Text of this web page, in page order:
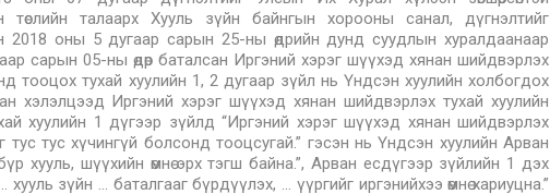
төслийн талаарх Хууль зүйн байнгын хорооны санал, дүгнэлтийг
2018 оны 5 дугаар сарын 25-ны өдрийн дунд суудлын хуралдаанаар
сарын 05-ны өдөр баталсан Иргэний хэрэг шүүхэд хянан шийдвэрлэх
тооцох тухай хуулийн 1, 2 дугаар зүйл нь Үндсэн хуулийн холбогдох
хэлэлцээд Иргэний хэрэг шүүхэд хянан шийдвэрлэх тухай хуулийн
хуулийн 1 дүгээр зүйлд “Иргэний хэрэг шүүхэд хянан шийдвэрлэх
тус тус хүчингүй болсонд тооцсугай.” гэсэн нь Үндсэн хуулийн Арван
хууль, шүүхийн өмнө эрх тэгш байна.”, Арван есдүгээр зүйлийн 1 дэх
… хууль зүйн … баталгааг бүрдүүлэх, … үүргийг иргэнийхээ өмнө хариуцна.”